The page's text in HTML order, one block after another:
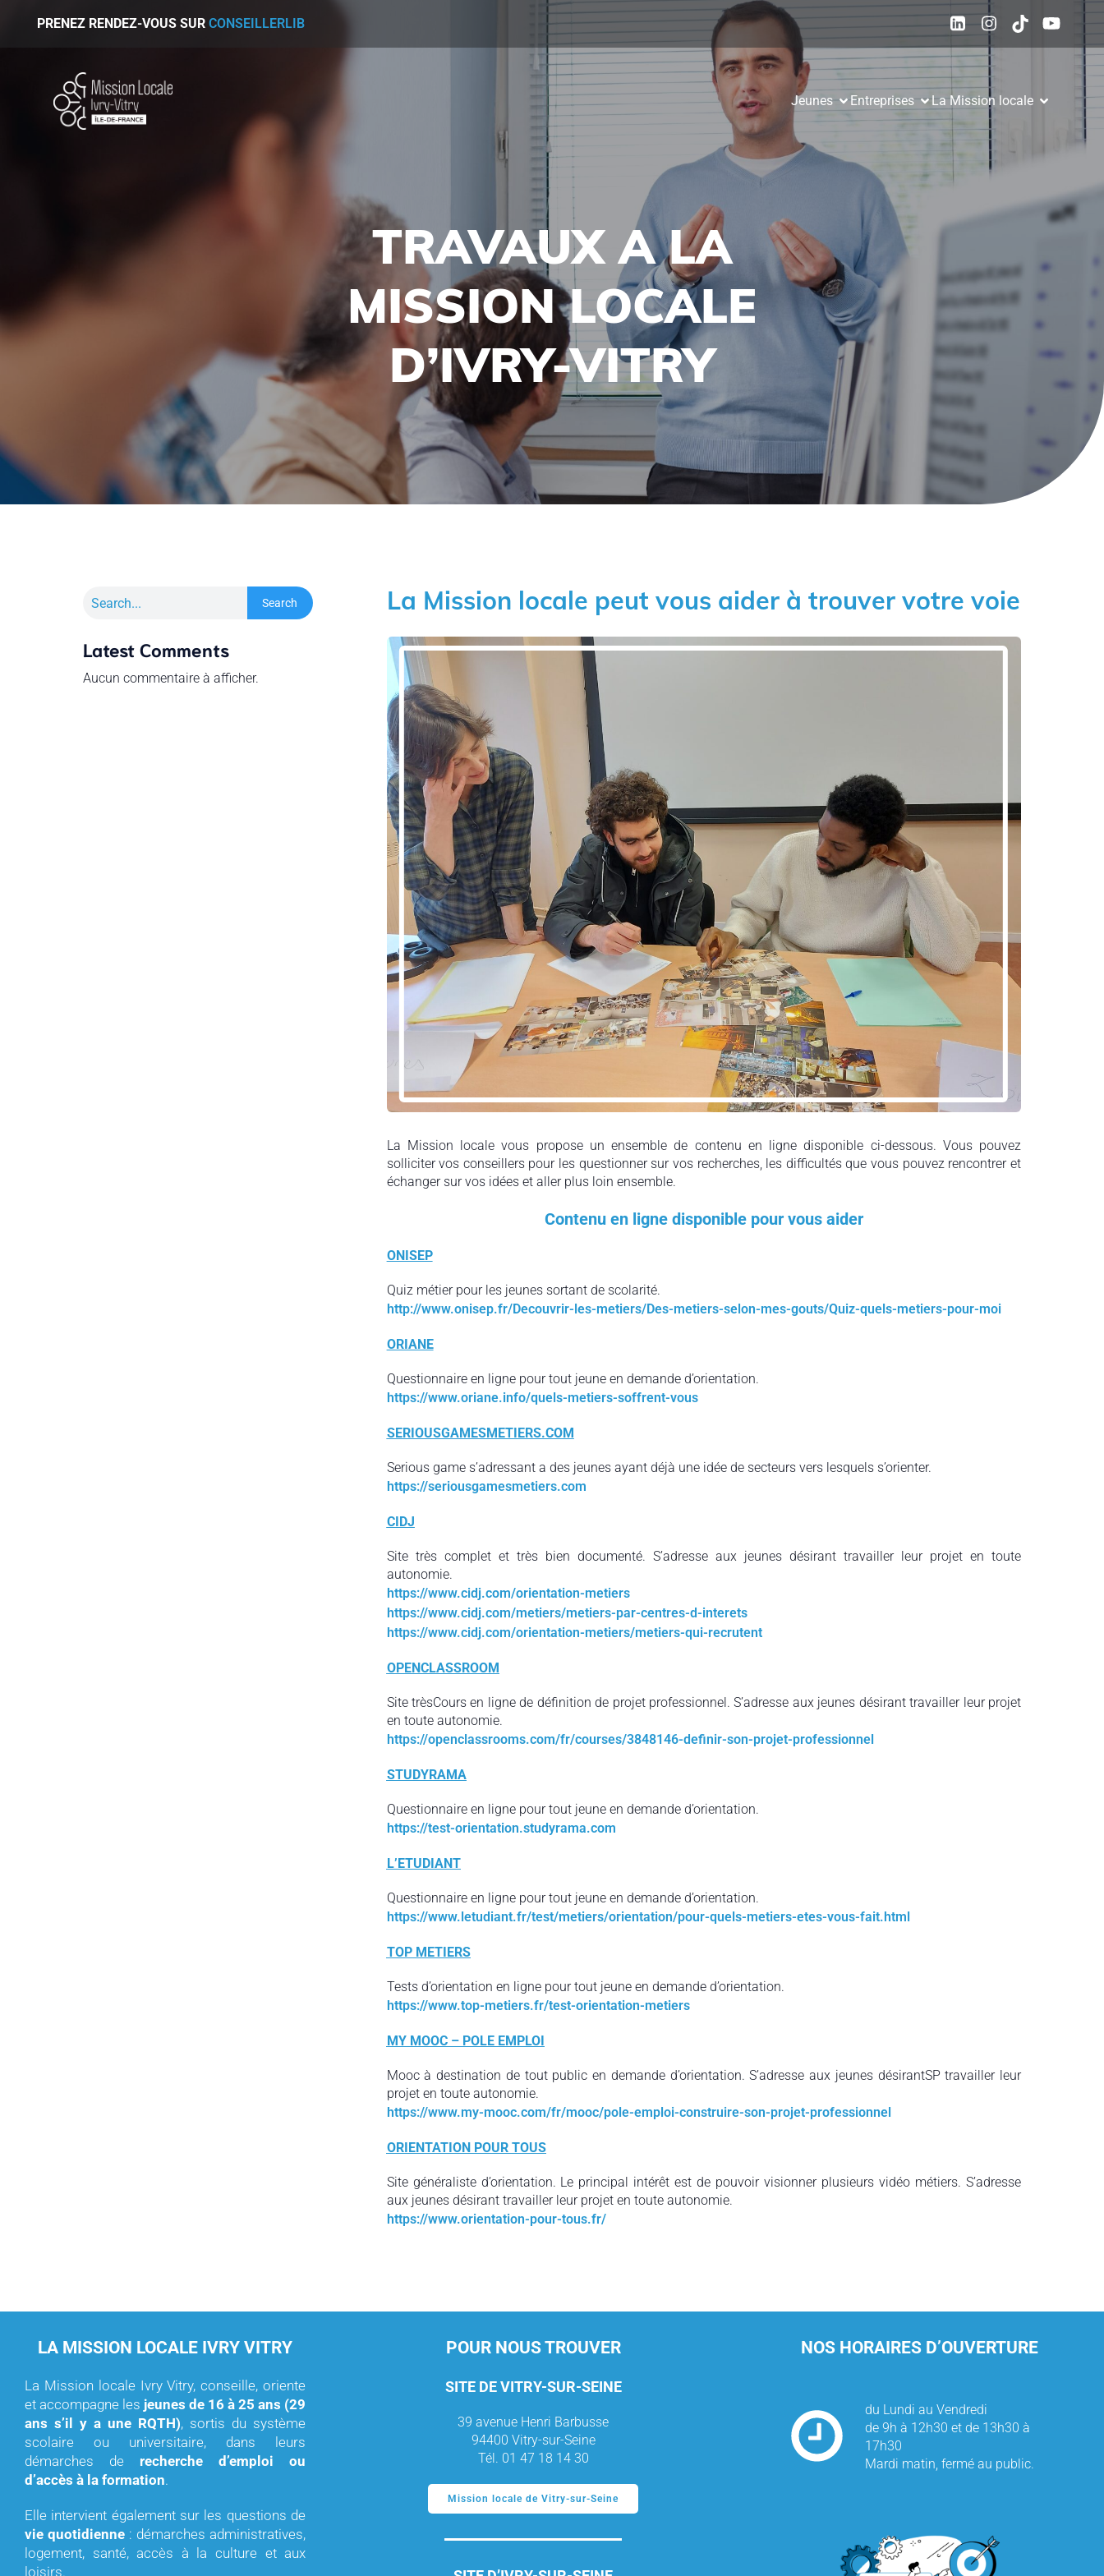
PRENEZ RENDEZ-VOUS SUR CONSEILLERLIB
Jeunes Entreprises La Mission locale
TRAVAUX A LA
MISSION LOCALE
D’IVRY-VITRY
Search
Latest Comments
Aucun commentaire à afficher.
La Mission locale peut vous aider à trouver votre voie
La Mission locale vous propose un ensemble de contenu en ligne disponible ci-dessous. Vous pouvez
solliciter vos conseillers pour les questionner sur vos recherches, les difficultés que vous pouvez rencontrer et
échanger sur vos idées et aller plus loin ensemble.
Contenu en ligne disponible pour vous aider
ONISEP
Quiz métier pour les jeunes sortant de scolarité.
http://www.onisep.fr/Decouvrir-les-metiers/Des-metiers-selon-mes-gouts/Quiz-quels-metiers-pour-moi
ORIANE
Questionnaire en ligne pour tout jeune en demande d’orientation.
https://www.oriane.info/quels-metiers-soffrent-vous
SERIOUSGAMESMETIERS.COM
Serious game s’adressant a des jeunes ayant déjà une idée de secteurs vers lesquels s’orienter.
https://seriousgamesmetiers.com
CIDJ
Site très complet et très bien documenté. S’adresse aux jeunes désirant travailler leur projet en toute
autonomie.
https://www.cidj.com/orientation-metiers
https://www.cidj.com/metiers/metiers-par-centres-d-interets
https://www.cidj.com/orientation-metiers/metiers-qui-recrutent
OPENCLASSROOM
Site trèsCours en ligne de définition de projet professionnel. S’adresse aux jeunes désirant travailler leur projet
en toute autonomie.
https://openclassrooms.com/fr/courses/3848146-definir-son-projet-professionnel
STUDYRAMA
Questionnaire en ligne pour tout jeune en demande d’orientation.
https://test-orientation.studyrama.com
L’ETUDIANT
Questionnaire en ligne pour tout jeune en demande d’orientation.
https://www.letudiant.fr/test/metiers/orientation/pour-quels-metiers-etes-vous-fait.html
TOP METIERS
Tests d’orientation en ligne pour tout jeune en demande d’orientation.
https://www.top-metiers.fr/test-orientation-metiers
MY MOOC – POLE EMPLOI
Mooc à destination de tout public en demande d’orientation. S’adresse aux jeunes désirantSP travailler leur
projet en toute autonomie.
https://www.my-mooc.com/fr/mooc/pole-emploi-construire-son-projet-professionnel
ORIENTATION POUR TOUS
Site généraliste d’orientation. Le principal intérêt est de pouvoir visionner plusieurs vidéo métiers. S’adresse
aux jeunes désirant travailler leur projet en toute autonomie.
https://www.orientation-pour-tous.fr/
LA MISSION LOCALE IVRY VITRY
La Mission locale Ivry Vitry, conseille, oriente
et accompagne les jeunes de 16 à 25 ans (29
ans s’il y a une RQTH), sortis du système
scolaire ou universitaire, dans leurs
démarches de recherche d’emploi ou
d’accès à la formation.
Elle intervient également sur les questions de
vie quotidienne : démarches administratives,
logement, santé, accès à la culture et aux
loisirs.
POUR NOUS TROUVER
SITE DE VITRY-SUR-SEINE
39 avenue Henri Barbusse
94400 Vitry-sur-Seine
Tél. 01 47 18 14 30
Mission locale de Vitry-sur-Seine
NOS HORAIRES D’OUVERTURE
du Lundi au Vendredi
de 9h à 12h30 et de 13h30 à
17h30
Mardi matin, fermé au public.